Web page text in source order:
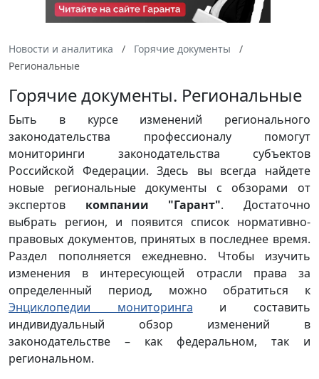
Новости и аналитика
Горячие документы
Региональные
Горячие документы. Региональные
Быть в курсе изменений регионального
законодательства профессионалу помогут
мониторинги законодательства субъектов
Российской Федерации. Здесь вы всегда найдете
новые региональные документы с обзорами от
экспертов компании "Гарант". Достаточно
выбрать регион, и появится список нормативно-
правовых документов, принятых в последнее время.
Раздел пополняется ежедневно. Чтобы изучить
изменения в интересующей отрасли права за
определенный период, можно обратиться к
Энциклопедии мониторинга и составить
индивидуальный обзор изменений в
законодательстве – как федеральном, так и
региональном.